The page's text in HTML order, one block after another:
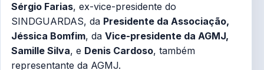
Sérgio Farias, ex-vice-presidente do
SINDGUARDAS, da Presidente da Associação,
Jéssica Bomfim, daVice-presidente da AGMJ,
Samille Silva, e Denis Cardoso, também
representante da AGMJ.